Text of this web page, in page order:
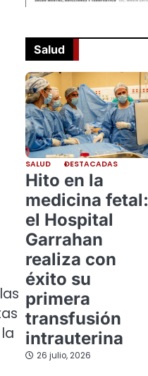
Salud
SALUD DESTACADAS
Hito en la
medicina fetal:
el Hospital
Garrahan
realiza con
éxito su
primera
transfusión
intrauterina
26 julio, 2026